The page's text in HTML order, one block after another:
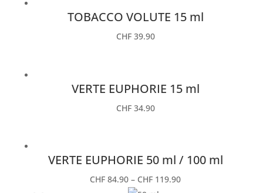
TOBACCO VOLUTE 15 ml
CHF39.90
VERTE EUPHORIE 15 ml
CHF34.90
VERTE EUPHORIE 50 ml / 100 ml
CHF 84.90 – CHF 119.90